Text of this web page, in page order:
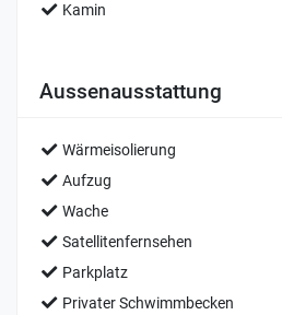
Kamin
Aussenausstattung
Wärmeisolierung
Aufzug
Wache
Satellitenfernsehen
Parkplatz
Privater Schwimmbecken